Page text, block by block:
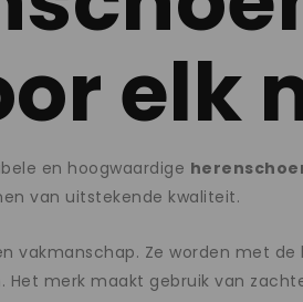
elk
en hoogwaardige
van uitstekende kwaliteit.
vakmanschap. Ze worden met
merk maakt gebruik van